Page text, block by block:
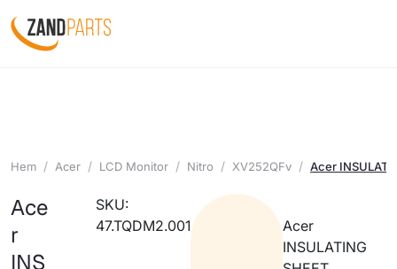
Hem Acer LCD Monitor Nitro XV252QFv Acer
Ace
r
INS
SKU:
47.TQDM2.001
Acer
INSULATING